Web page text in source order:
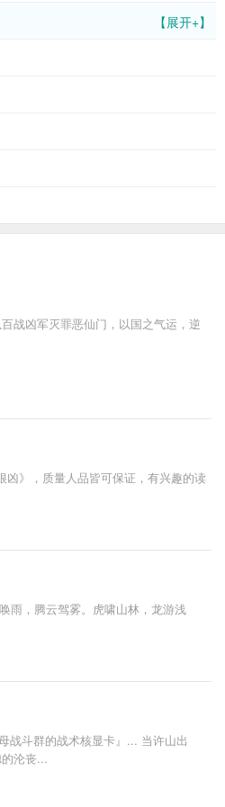
【展开+】
战凶军灭罪恶仙门，以国之气运，逆
凶》，质量人品皆可保证，有兴趣的读
雨，腾云驾雾。虎啸山林，龙游浅
战斗群的战术核显卡』... 当许山出
沦丧...